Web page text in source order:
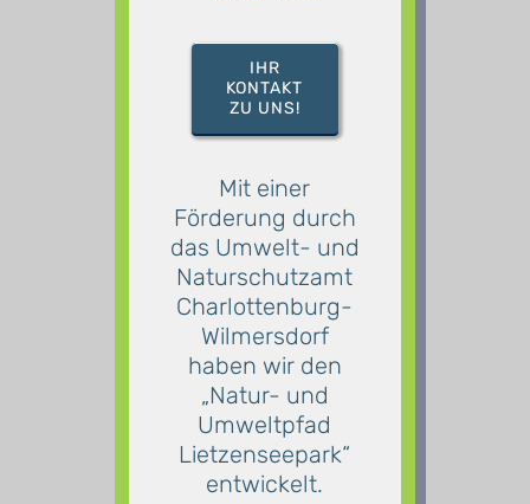
IHR
KONTAKT
ZU UNS!
Mit einer
Förderung durch
das Umwelt- und
Naturschutzamt
Charlottenburg-
Wilmersdorf
haben wir den
„Natur- und
Umweltpfad
Lietzenseepark“
entwickelt.